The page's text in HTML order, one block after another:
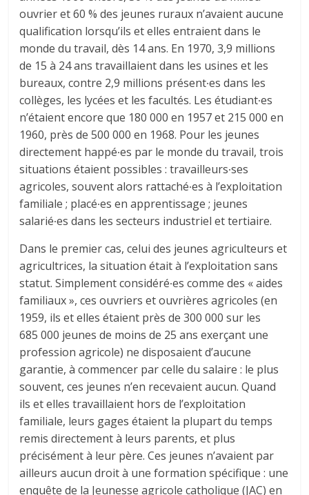
ouvrier et 60 % des jeunes ruraux n’avaient aucune
qualification lorsqu’ils et elles entraient dans le
monde du travail, dès 14 ans. En 1970, 3,9 millions
de 15 à 24 ans travaillaient dans les usines et les
bureaux, contre 2,9 millions présent∙es dans les
collèges, les lycées et les facultés. Les étudiant∙es
n’étaient encore que 180 000 en 1957 et 215 000 en
1960, près de 500 000 en 1968. Pour les jeunes
directement happé∙es par le monde du travail, trois
situations étaient possibles : travailleurs∙ses
agricoles, souvent alors rattaché∙es à l’exploitation
familiale ; placé∙es en apprentissage ; jeunes
salarié∙es dans les secteurs industriel et tertiaire.
Dans le premier cas, celui des jeunes agriculteurs et
agricultrices, la situation était à l’exploitation sans
statut. Simplement considéré∙es comme des « aides
familiaux », ces ouvriers et ouvrières agricoles (en
1959, ils et elles étaient près de 300 000 sur les
685 000 jeunes de moins de 25 ans exerçant une
profession agricole) ne disposaient d’aucune
garantie, à commencer par celle du salaire : le plus
souvent, ces jeunes n’en recevaient aucun. Quand
ils et elles travaillaient hors de l’exploitation
familiale, leurs gages étaient la plupart du temps
remis directement à leurs parents, et plus
précisément à leur père. Ces jeunes n’avaient par
ailleurs aucun droit à une formation spécifique : une
enquête de la Jeunesse agricole catholique (JAC) en